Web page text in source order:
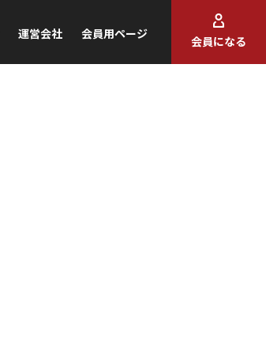
運営会社 会員用ページ
会員になる